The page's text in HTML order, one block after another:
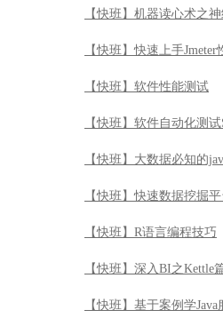
【快班】快速数据挖掘平
【快班】R语言编程技巧
【快班】深入BI之Kettle篇
【快班】基于案例学Java
【快班】Scala从基础到开
【快班】供应链物流—电
【快班】详解SQL与PL/
【快班】Oracle职业直通
【快班】深度玩转Excel